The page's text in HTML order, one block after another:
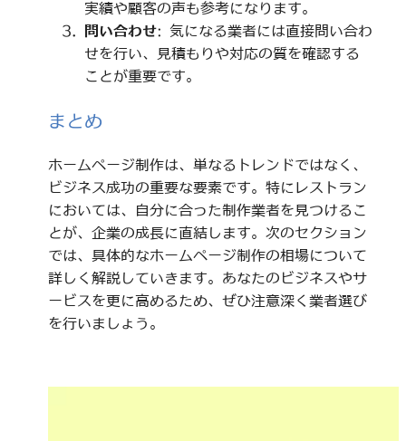
実績や顧客の声も参考になります。
問い合わせ: 気になる業者には直接問い合わ
せを行い、見積もりや対応の質を確認する
ことが重要です。
まとめ
ホームページ制作は、単なるトレンドではなく、
ビジネス成功の重要な要素です。特にレストラン
においては、自分に合った制作業者を見つけるこ
とが、企業の成長に直結します。次のセクション
では、具体的なホームページ制作の相場について
詳しく解説していきます。あなたのビジネスやサ
ービスを更に高めるため、ぜひ注意深く業者選び
を行いましょう。